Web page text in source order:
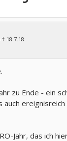
18.7.18
zu Ende - ein
auch
Jahr, das ich